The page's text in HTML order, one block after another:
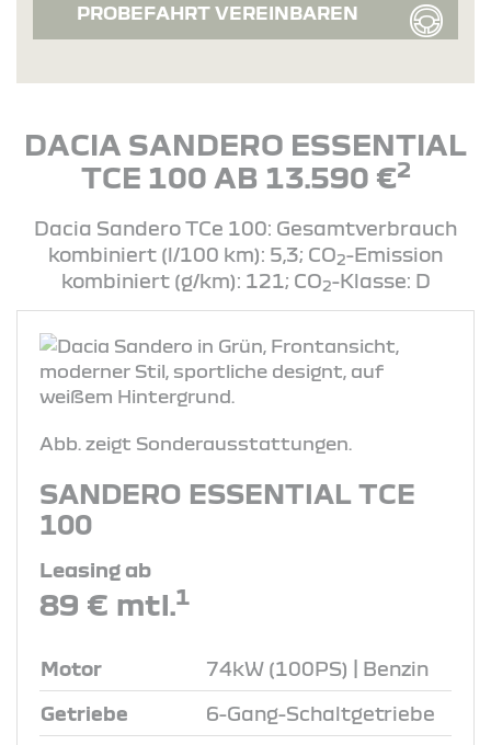
PROBEFAHRT VEREINBAREN
DACIA SANDERO ESSENTIAL
TCE 100 AB 13.590 €2
Dacia Sandero TCe 100: Gesamtverbrauch
kombiniert (l/100 km): 5,3; CO2-Emission
kombiniert (g/km): 121; CO2-Klasse: D
Abb. zeigt Sonderausstattungen.
SANDERO ESSENTIAL TCE
100
Leasing ab
89 € mtl.1
Motor 74kW (100PS) | Benzin
Getriebe 6-Gang-Schaltgetriebe